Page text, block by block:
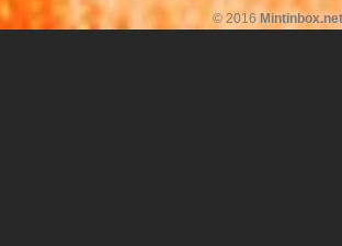
© 2016 Mintinbox.net